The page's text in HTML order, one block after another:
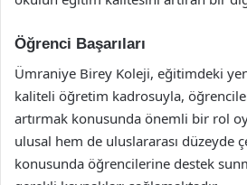
Öğrenci Başarıları
Ümraniye Birey Koleji, eğitimdeki
kaliteli öğretim kadrosuyla,
artırmak konusunda önemli bir rol
ulusal hem de uluslararası düzeyde
konusunda öğrencilerine destek